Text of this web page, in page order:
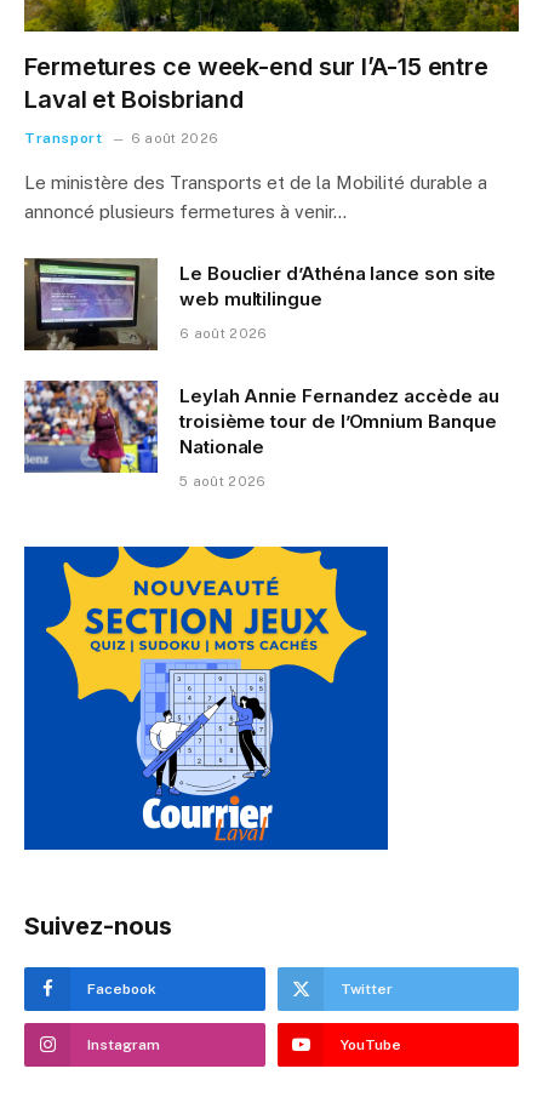
Fermetures ce week-end sur l’A-15 entre
Laval et Boisbriand
Transport 6 août 2026
Le ministère des Transports et de la Mobilité durable a
annoncé plusieurs fermetures à venir…
Le Bouclier d’Athéna lance son site
web multilingue
6 août 2026
Leylah Annie Fernandez accède au
troisième tour de l’Omnium Banque
Nationale
5 août 2026
Suivez-nous
Facebook Twitter
Instagram YouTube